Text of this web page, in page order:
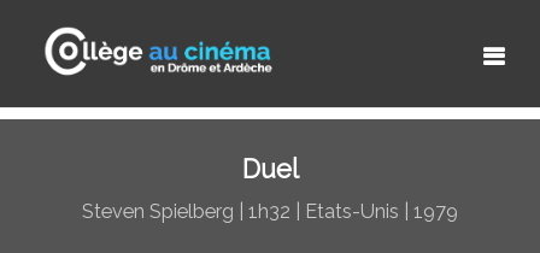
Duel
Steven Spielberg | 1h32 | Etats-Unis | 1979